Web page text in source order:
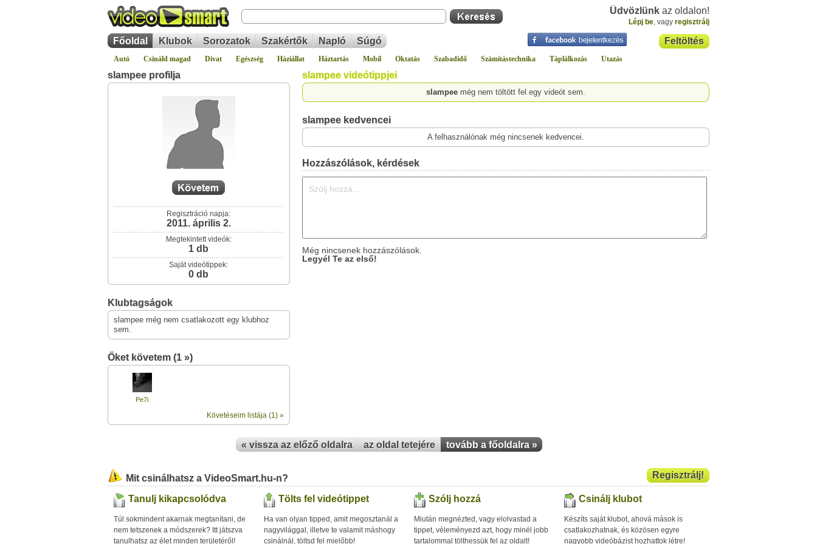
Üdvözlünk az oldalon!
Lépj be, vagy regisztrálj
Feltöltés
Főoldal Klubok Sorozatok Szakértők Napló Súgó
Autó Csináld magad Divat Egészség Háziállat Háztartás Mobil Oktatás Szabadidő Számítástechnika Táplálkozás Utazás
slampee profilja
Regisztráció napja:
2011. április 2.
Megtekintett videók:
1 db
Saját videótippek:
0 db
Klubtagságok
slampee még nem csatlakozott egy klubhoz
sem.
Őket követem (1 »)
Pe7i
Követéseim listája (1) »
slampee videótippjei
slampee még nem töltött fel egy videót sem.
slampee kedvencei
A felhasználónak még nincsenek kedvencei.
Hozzászólások, kérdések
Még nincsenek hozzászólások.
Legyél Te az első!
« vissza az előző oldalra az oldal tetejére tovább a főoldalra »
Regisztrálj!
Mit csinálhatsz a VideoSmart.hu-n?
Tanulj kikapcsolódva
Túl sokmindent akarnak megtanítani, de
nem tetszenek a módszerek? Itt játszva
tanulhatsz az élet minden területéről!
Tölts fel videótippet
Ha van olyan tipped, amit megosztanál a
nagyvilággal, illetve te valamit máshogy
csinálnál, töltsd fel mielőbb!
Szólj hozzá
Miután megnézted, vagy elolvastad a
tippet, véleményezd azt, hogy minél jobb
tartalommal tölthessük fel az oldalt!
Csinálj klubot
Készíts saját klubot, ahová mások is
csatlakozhatnak, és közösen egyre
nagyobb videóbázist hozhattok létre!